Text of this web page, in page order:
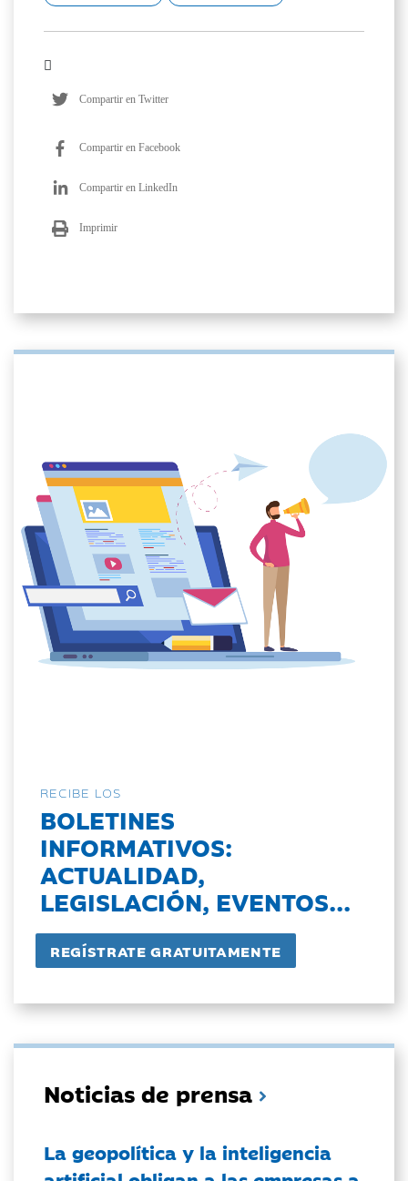
Compartir en Twitter
Compartir en Facebook
Compartir en LinkedIn
Imprimir
RECIBE LOS
BOLETINES
INFORMATIVOS:
ACTUALIDAD,
LEGISLACIÓN, EVENTOS...
Noticias de prensa
La geopolítica y la inteligencia